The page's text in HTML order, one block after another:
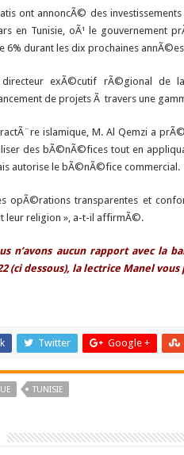
ont annoncÃ© des
en Tunisie, oÃ¹ le gouvernement
6% durant les dix prochaines
directeur exÃ©cutif rÃ©gional de
de projets Ã travers une
islamique, M. Al Qemzi a
des bÃ©nÃ©fices tout en
autorise le bÃ©nÃ©fice commercial.
opÃ©rations transparentes et
leur religion », a-t-il affirmÃ©.
n’avons aucun rapport avec la
(ci dessous), la lectrice Manel
Twitter Google +
TUNISIE